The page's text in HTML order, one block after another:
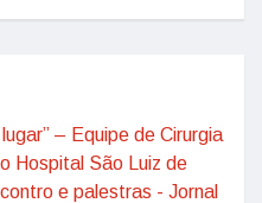
– Equipe de Cirurgia
Hospital São Luiz de
e palestras - Jornal